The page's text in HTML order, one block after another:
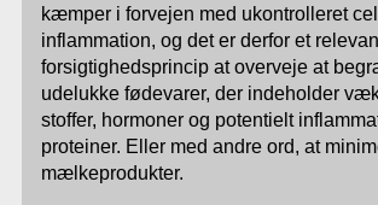
kæmper i forvejen med ukontrolleret
inflammation, og det er derfor et
forsigtighedsprincip at overveje at
udelukke fødevarer, der indeholder
stoffer, hormoner og potentielt
proteiner. Eller med andre ord, at
mælkeprodukter.